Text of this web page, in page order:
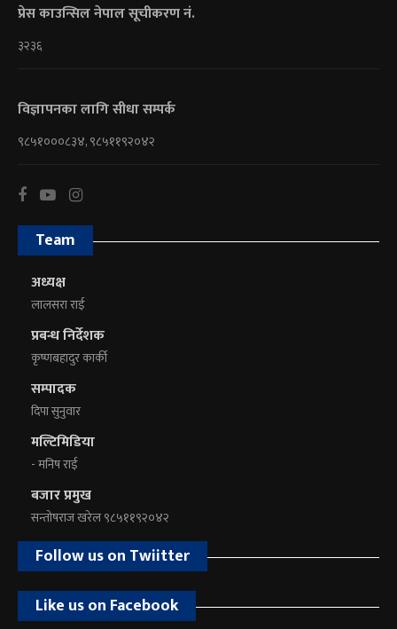
प्रेस काउन्सिल नेपाल सूचीकरण नं.
३२३६
विज्ञापनका लागि सीधा सम्पर्क
९८५१०००८३४, ९८५११९२०४२
Team
अध्यक्ष
लालसरा राई
प्रबन्ध निर्देशक
कृष्णबहादुर कार्की
सम्पादक
दिपा सुनुवार
मल्टिमिडिया
- मनिष राई
बजार प्रमुख
सन्तोषराज खरेल ९८५११९२०४२
Follow us on Twiitter
Like us on Facebook